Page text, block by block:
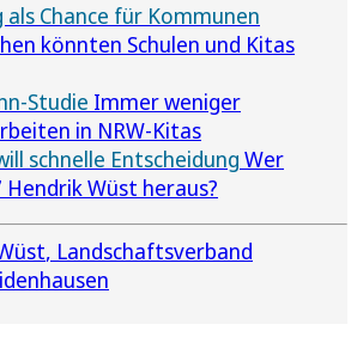
Chance für Kommunen
könnten Schulen und Kitas
Studie Immer weniger
in NRW-Kitas
schnelle Entscheidung Wer
Wüst heraus?
Landschaftsverband